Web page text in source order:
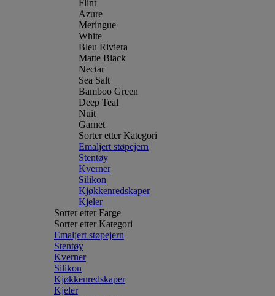
Flint
Azure
Meringue
White
Bleu Riviera
Matte Black
Nectar
Sea Salt
Bamboo Green
Deep Teal
Nuit
Garnet
Sorter etter Kategori
Emaljert støpejern
Stentøy
Kverner
Silikon
Kjøkkenredskaper
Kjeler
Sorter etter Farge
Sorter etter Kategori
Emaljert støpejern
Stentøy
Kverner
Silikon
Kjøkkenredskaper
Kjeler